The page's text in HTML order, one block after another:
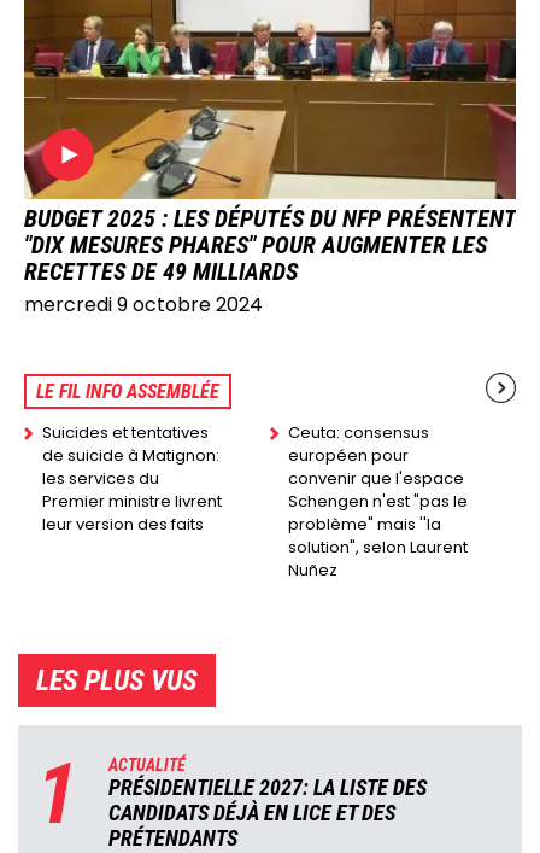
BUDGET 2025 : LES DÉPUTÉS DU NFP PRÉSENTENT
"DIX MESURES PHARES" POUR AUGMENTER LES
RECETTES DE 49 MILLIARDS
mercredi 9 octobre 2024
LE FIL INFO ASSEMBLÉE
Suicides et tentatives
de suicide à Matignon:
les services du
Premier ministre livrent
leur version des faits
Ceuta: consensus
européen pour
convenir que l'espace
Schengen n'est "pas le
problème" mais ''la
solution", selon Laurent
Nuñez
LES PLUS VUS
1 ACTUALITÉ
PRÉSIDENTIELLE 2027: LA LISTE DES
CANDIDATS DÉJÀ EN LICE ET DES
PRÉTENDANTS